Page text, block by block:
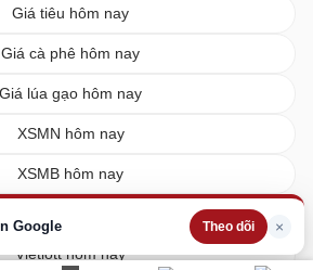
Google Theo dõi ×
Giá tiêu hôm nay
Giá cà phê hôm nay
Giá lúa gạo hôm nay
XSMN hôm nay
XSMB hôm nay
Vietlott hôm nay